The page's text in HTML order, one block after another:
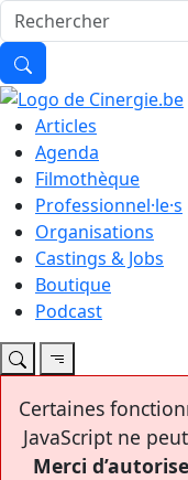
Articles
Agenda
Filmothèque
Professionnel·le·s
Organisations
Castings & Jobs
Boutique
Podcast
Certaines
JavaScript ne
Merci